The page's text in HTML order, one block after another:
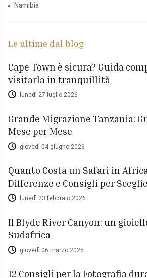
Namibia
Le ultime dal blog
Cape Town è sicura? Guida
visitarla in tranquillità
lunedì 27 luglio 2026
Grande Migrazione Tanzania:
Mese per Mese
giovedì 04 giugno 2026
Quanto Costa un Safari in
Differenze e Consigli per
lunedì 23 febbraio 2026
Il Blyde River Canyon: un
Sudafrica
giovedì 06 marzo 2025
12 Consigli per la Fotografia